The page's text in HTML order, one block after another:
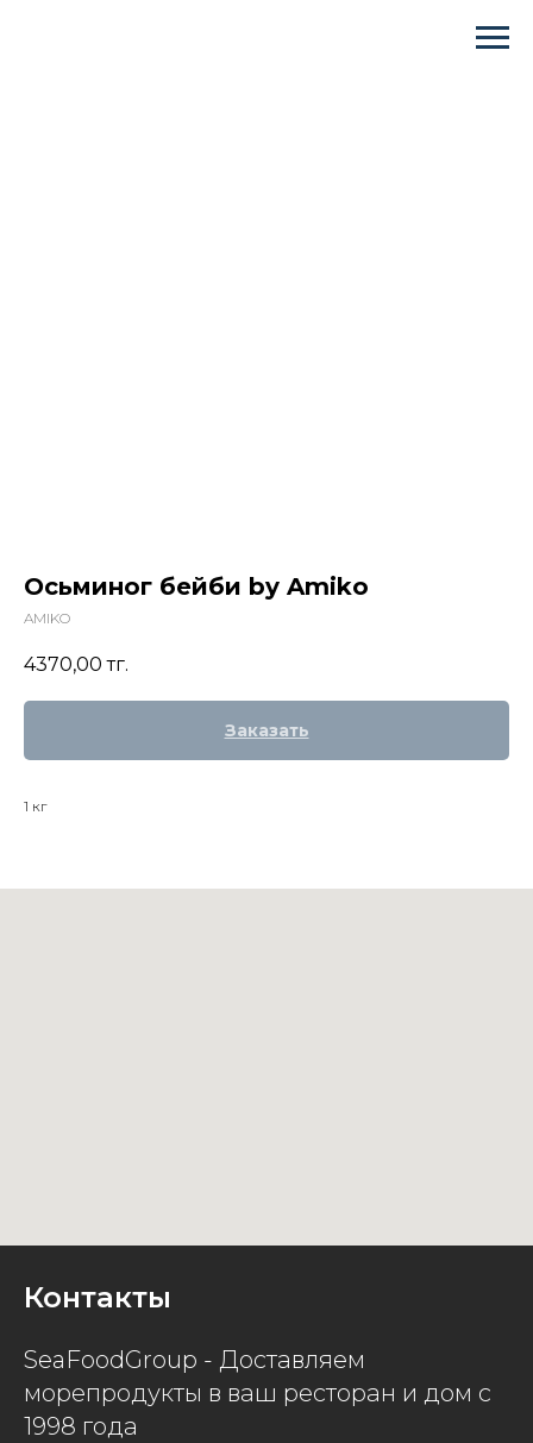
Осьминог бейби by Amiko
AMIKO
4370,00 тг.
Заказать
1 кг
Контакты
SeaFoodGroup - Доставляем
морепродукты в ваш ресторан и дом с
1998 года